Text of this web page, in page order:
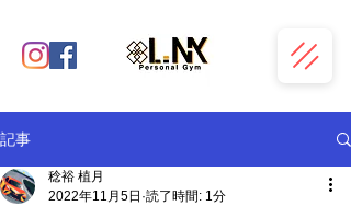
記事
稔裕 植月
2022年11月5日 読了時間: 1分